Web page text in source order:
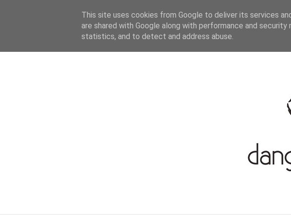
HOME KATEGORIEN ASIAN-GERMAN BLOGROLL
This site uses cookies from Google to deliver its services
are shared with Google along with performance and
statistics, and to detect and address abuse.